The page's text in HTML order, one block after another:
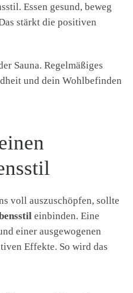
Essen gesund, beweg
stärkt die positiven
Sauna. Regelmäßiges
und dein Wohlbefinden
voll auszuschöpfen, sollte
einbinden. Eine
einer ausgewogenen
Effekte. So wird das